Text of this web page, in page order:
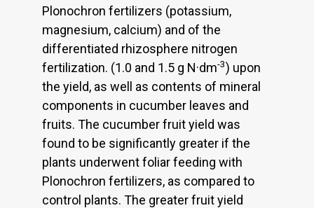
Plonochron fertilizers (potassium,
magnesium, calcium) and of the
differentiated rhizosphere nitrogen
fertilization. (1.0 and 1.5 g N·dm-3) upon
the yield, as well as contents of mineral
components in cucumber leaves and
fruits. The cucumber fruit yield was
found to be significantly greater if the
plants underwent foliar feeding with
Plonochron fertilizers, as compared to
control plants. The greater fruit yield